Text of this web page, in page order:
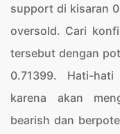
support di kisaran
oversold. Cari
tersebut dengan
0.71399. Hati-
karena akan
bearish dan